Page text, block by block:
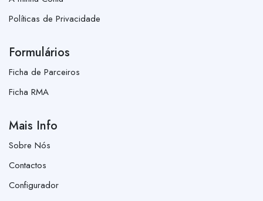
Políticas de Privacidade
Formulários
Ficha de Parceiros
Ficha RMA
Mais Info
Sobre Nós
Contactos
Configurador